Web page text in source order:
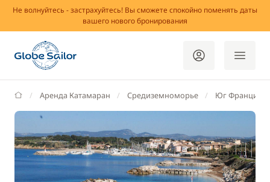
Не волнуйтесь - застрахуйтесь! Вы сможете спокойно поменять даты
вашего нового бронирования
GlobeSailor
Аренда Катамаран Средиземноморье Юг Франции